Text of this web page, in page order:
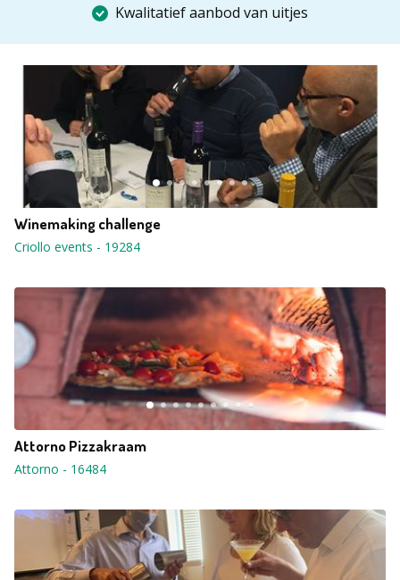
Kwalitatief aanbod van uitjes
Winemaking challenge
Criollo events - 19284
Attorno Pizzakraam
Attorno - 16484